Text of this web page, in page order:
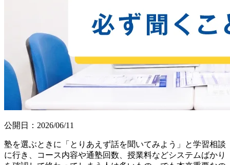
公開日： 2026/06/11
塾を選ぶときに「とりあえず話を聞いてみよう」と学習相談
に行き、コース内容や通塾回数、授業料などシステムばかり